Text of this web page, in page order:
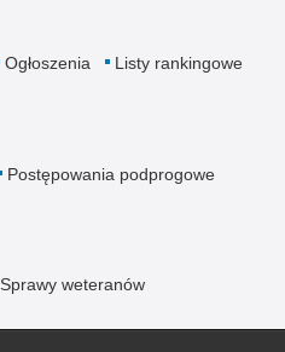
Ogłoszenia
Listy rankingowe
Postępowania podprogowe
Sprawy weteranów